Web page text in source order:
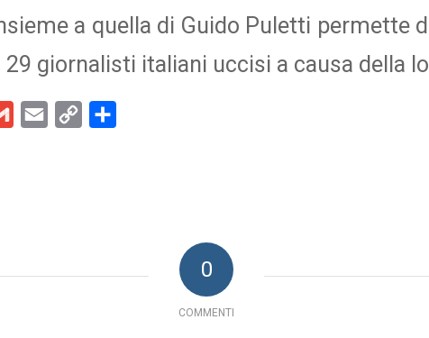
a quella di Guido Puletti permette
giornalisti italiani uccisi a causa della
Gmail Email
Copy
0
COMMENTI